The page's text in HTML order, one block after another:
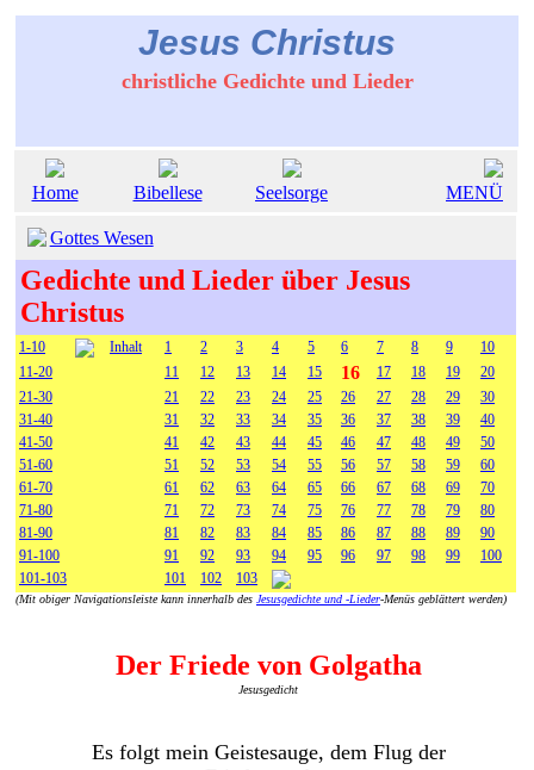
Jesus Christus
christliche Gedichte und Lieder
Home Bibellese Seelsorge MENÜ
Gottes Wesen
Gedichte und Lieder über Jesus
Christus
1-10 Inhalt 1 2 3 4 5 6 7 8 9
10
11-20
11 12 13 14 15 16 17 18 19
20
21-30
21 22 23 24 25 26 27 28 29
30
31-40
31 32 33 34 35 36 37 38 39
40
41-50
41 42 43 44 45 46 47 48 49
50
51-60
51 52 53 54 55 56 57 58 59
60
61-70
61 62 63 64 65 66 67 68 69
70
71-80
71 72 73 74 75 76 77 78 79
80
81-90
81 82 83 84 85 86 87 88 89
90
91-100
91 92 93 94 95 96 97 98 99
100
101-103
101 102 103
(Mit obiger Navigationsleiste kann innerhalb des Jesusgedichte und -Lieder-Menüs geblättert werden)
Der Friede von Golgatha
Jesusgedicht
Es folgt mein Geistesauge, dem Flug der